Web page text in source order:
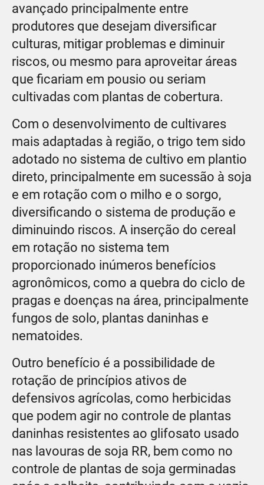
avançado principalmente entre
produtores que desejam diversificar
culturas, mitigar problemas e diminuir
riscos, ou mesmo para aproveitar áreas
que ficariam em pousio ou seriam
cultivadas com plantas de cobertura.
Com o desenvolvimento de cultivares
mais adaptadas à região, o trigo tem sido
adotado no sistema de cultivo em plantio
direto, principalmente em sucessão à soja
e em rotação com o milho e o sorgo,
diversificando o sistema de produção e
diminuindo riscos. A inserção do cereal
em rotação no sistema tem
proporcionado inúmeros benefícios
agronômicos, como a quebra do ciclo de
pragas e doenças na área, principalmente
fungos de solo, plantas daninhas e
nematoides.
Outro benefício é a possibilidade de
rotação de princípios ativos de
defensivos agrícolas, como herbicidas
que podem agir no controle de plantas
daninhas resistentes ao glifosato usado
nas lavouras de soja RR, bem como no
controle de plantas de soja germinadas